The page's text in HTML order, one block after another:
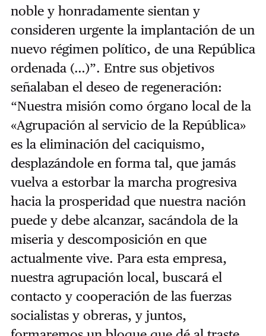
noble y honradamente sientan y
consideren urgente la implantación de un
nuevo régimen político, de una República
ordenada (…)”. Entre sus objetivos
señalaban el deseo de regeneración:
“Nuestra misión como órgano local de la
«Agrupación al servicio de la República»
es la eliminación del caciquismo,
desplazándole en forma tal, que jamás
vuelva a estorbar la marcha progresiva
hacia la prosperidad que nuestra nación
puede y debe alcanzar, sacándola de la
miseria y descomposición en que
actualmente vive. Para esta empresa,
nuestra agrupación local, buscará el
contacto y cooperación de las fuerzas
socialistas y obreras, y juntos,